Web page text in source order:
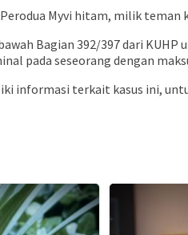
Myvi hitam, milik
Bagian 392/397 dari
pada seseorang dengan
informasi terkait kasus ini,